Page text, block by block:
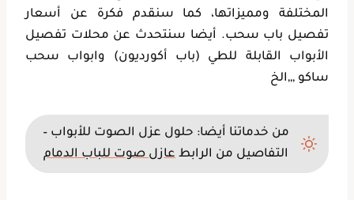
المختلفة ومميزاتها، كما سنقدم فكرة عن أسعار
تفصيل باب سحب. أيضا سنتحدث عن محلات تفصيل
الأبواب القابلة للطي (باب أكورديون) وابواب سحب
ساكو ,,,الخ
من خدماتنا أيضا: حلول عزل الصوت للأبواب –
التفاصيل من الرابط عازل صوت للباب الدمام